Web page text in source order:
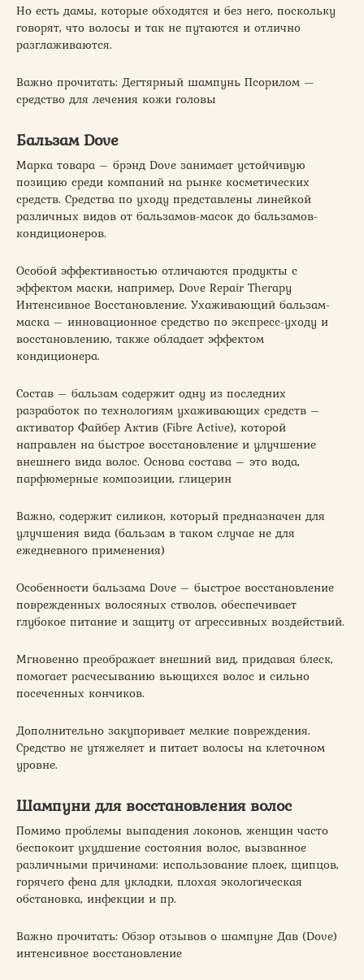
Но есть дамы, которые обходятся и без него, поскольку
говорят, что волосы и так не путаются и отлично
разглаживаются.
Важно прочитать: Дегтярный шампунь Псорилом —
средство для лечения кожи головы
Бальзам Dove
Марка товара – брэнд Dove занимает устойчивую
позицию среди компаний на рынке косметических
средств. Средства по уходу представлены линейкой
различных видов от бальзамов-масок до бальзамов-
кондиционеров.
Особой эффективностью отличаются продукты с
эффектом маски, например, Dove Repair Therapy
Интенсивное Восстановление. Ухаживающий бальзам-
маска – инновационное средство по экспресс-уходу и
восстановлению, также обладает эффектом
кондиционера.
Состав – бальзам содержит одну из последних
разработок по технологиям ухаживающих средств –
активатор Файбер Актив (Fibre Active), которой
направлен на быстрое восстановление и улучшение
внешнего вида волос. Основа состава – это вода,
парфюмерные композиции, глицерин
Важно, содержит силикон, который предназначен для
улучшения вида (бальзам в таком случае не для
ежедневного применения)
Особенности бальзама Dove – быстрое восстановление
поврежденных волосяных стволов, обеспечивает
глубокое питание и защиту от агрессивных воздействий.
Мгновенно преображает внешний вид, придавая блеск,
помогает расчесыванию вьющихся волос и сильно
посеченных кончиков.
Дополнительно закупоривает мелкие повреждения.
Средство не утяжеляет и питает волосы на клеточном
уровне.
Шампуни для восстановления волос
Помимо проблемы выпадения локонов, женщин часто
беспокоит ухудшение состояния волос, вызванное
различными причинами: использование плоек, щипцов,
горячего фена для укладки, плохая экологическая
обстановка, инфекции и пр.
Важно прочитать: Обзор отзывов о шампуне Дав (Dove)
интенсивное восстановление